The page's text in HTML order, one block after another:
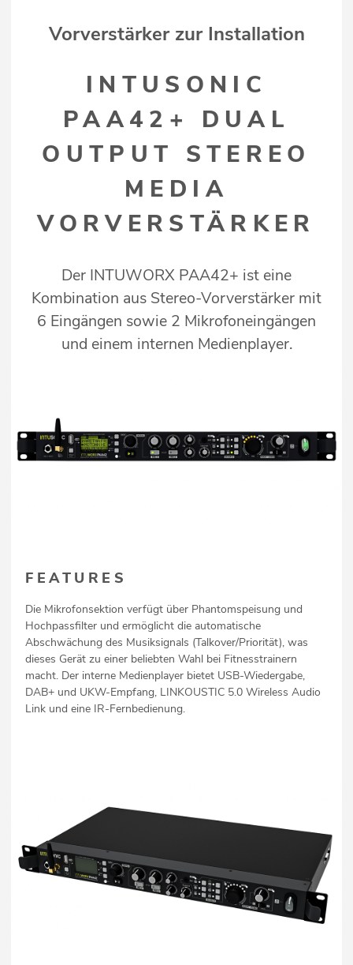
Vorverstärker zur Installation
INTUSONIC
PAA42+ DUAL
OUTPUT STEREO
MEDIA
VORVERSTÄRKER
Der INTUWORX PAA42+ ist eine
Kombination aus Stereo-Vorverstärker mit
6 Eingängen sowie 2 Mikrofoneingängen
und einem internen Medienplayer.
FEATURES
Die Mikrofonsektion verfügt über Phantomspeisung und
Hochpassfilter und ermöglicht die automatische
Abschwächung des Musiksignals (Talkover/Priorität), was
dieses Gerät zu einer beliebten Wahl bei Fitnesstrainern
macht. Der interne Medienplayer bietet USB-Wiedergabe,
DAB+ und UKW-Empfang, LINKOUSTIC 5.0 Wireless Audio
Link und eine IR-Fernbedienung.